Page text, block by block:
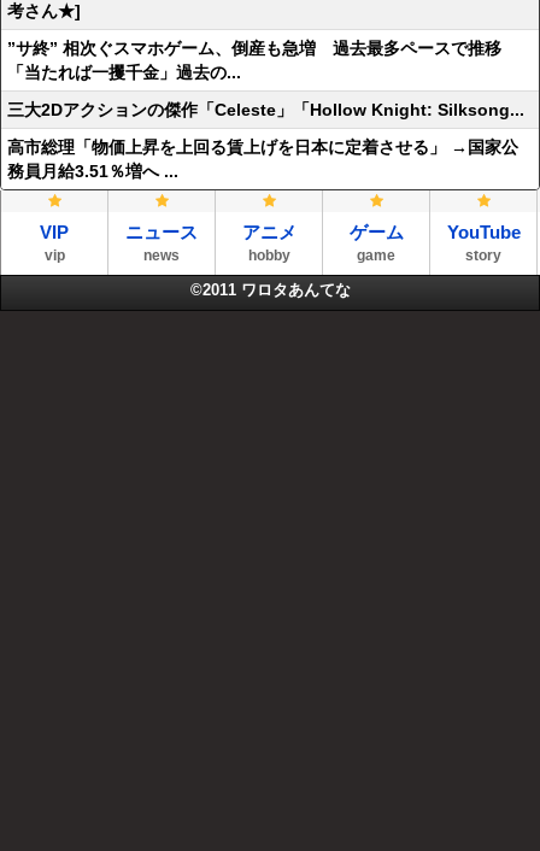
考さん★]
”サ終” 相次ぐスマホゲーム、倒産も急増 過去最多ペースで推移
「当たれば一攫千金」過去の...
三大2Dアクションの傑作「Celeste」「Hollow Knight: Silksong...
高市総理「物価上昇を上回る賃上げを日本に定着させる」 →国家公
務員月給3.51％増へ ...
VIP
vip
ニュース
news
アニメ
hobby
ゲーム
game
YouTube
story
©2011 ワロタあんてな